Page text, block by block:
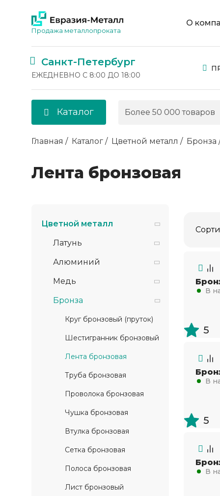
Продажа металлопроката
О
Санкт-Петербург
ЕЖЕДНЕВНО С 8:00 ДО 18:00
Каталог
Главная Каталог Цветной металл Бронза
Лента бронзовая
Цветной металл
Латунь
Алюминий
Медь
Бронза
Круг бронзовый (пруток)
Шестигранник бронзовый
Лента бронзовая
Труба бронзовая
Проволока бронзовая
Чушка бронзовая
Втулка бронзовая
Сетка бронзовая
Полоса бронзовая
Лист бронзовый
В
5
В
5
В